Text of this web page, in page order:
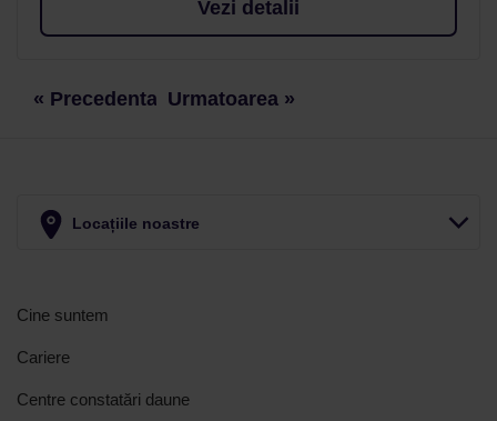
Vezi detalii
« Precedenta Urmatoarea »
Locațiile noastre
Cine suntem
Cariere
Centre constatări daune